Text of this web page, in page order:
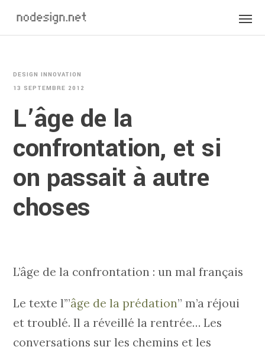
DESIGN INNOVATION
13 SEPTEMBRE 2012
L’âge de la
confrontation, et si
on passait à autre
choses
L’âge de la confrontation : un mal français
Le texte l’”âge de la prédation” m’a réjoui
et troublé. Il a réveillé la rentrée… Les
conversations sur les chemins et les